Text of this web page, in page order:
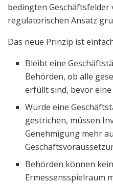
bedingten
regulatorischen Ansatz
Das neue Prinzip ist
Bleibt eine
Behörden, ob alle
erfüllt sind, bevor
Wurde eine
gestrichen, müssen
Genehmigung mehr
Behörden können
Ermessensspielraum